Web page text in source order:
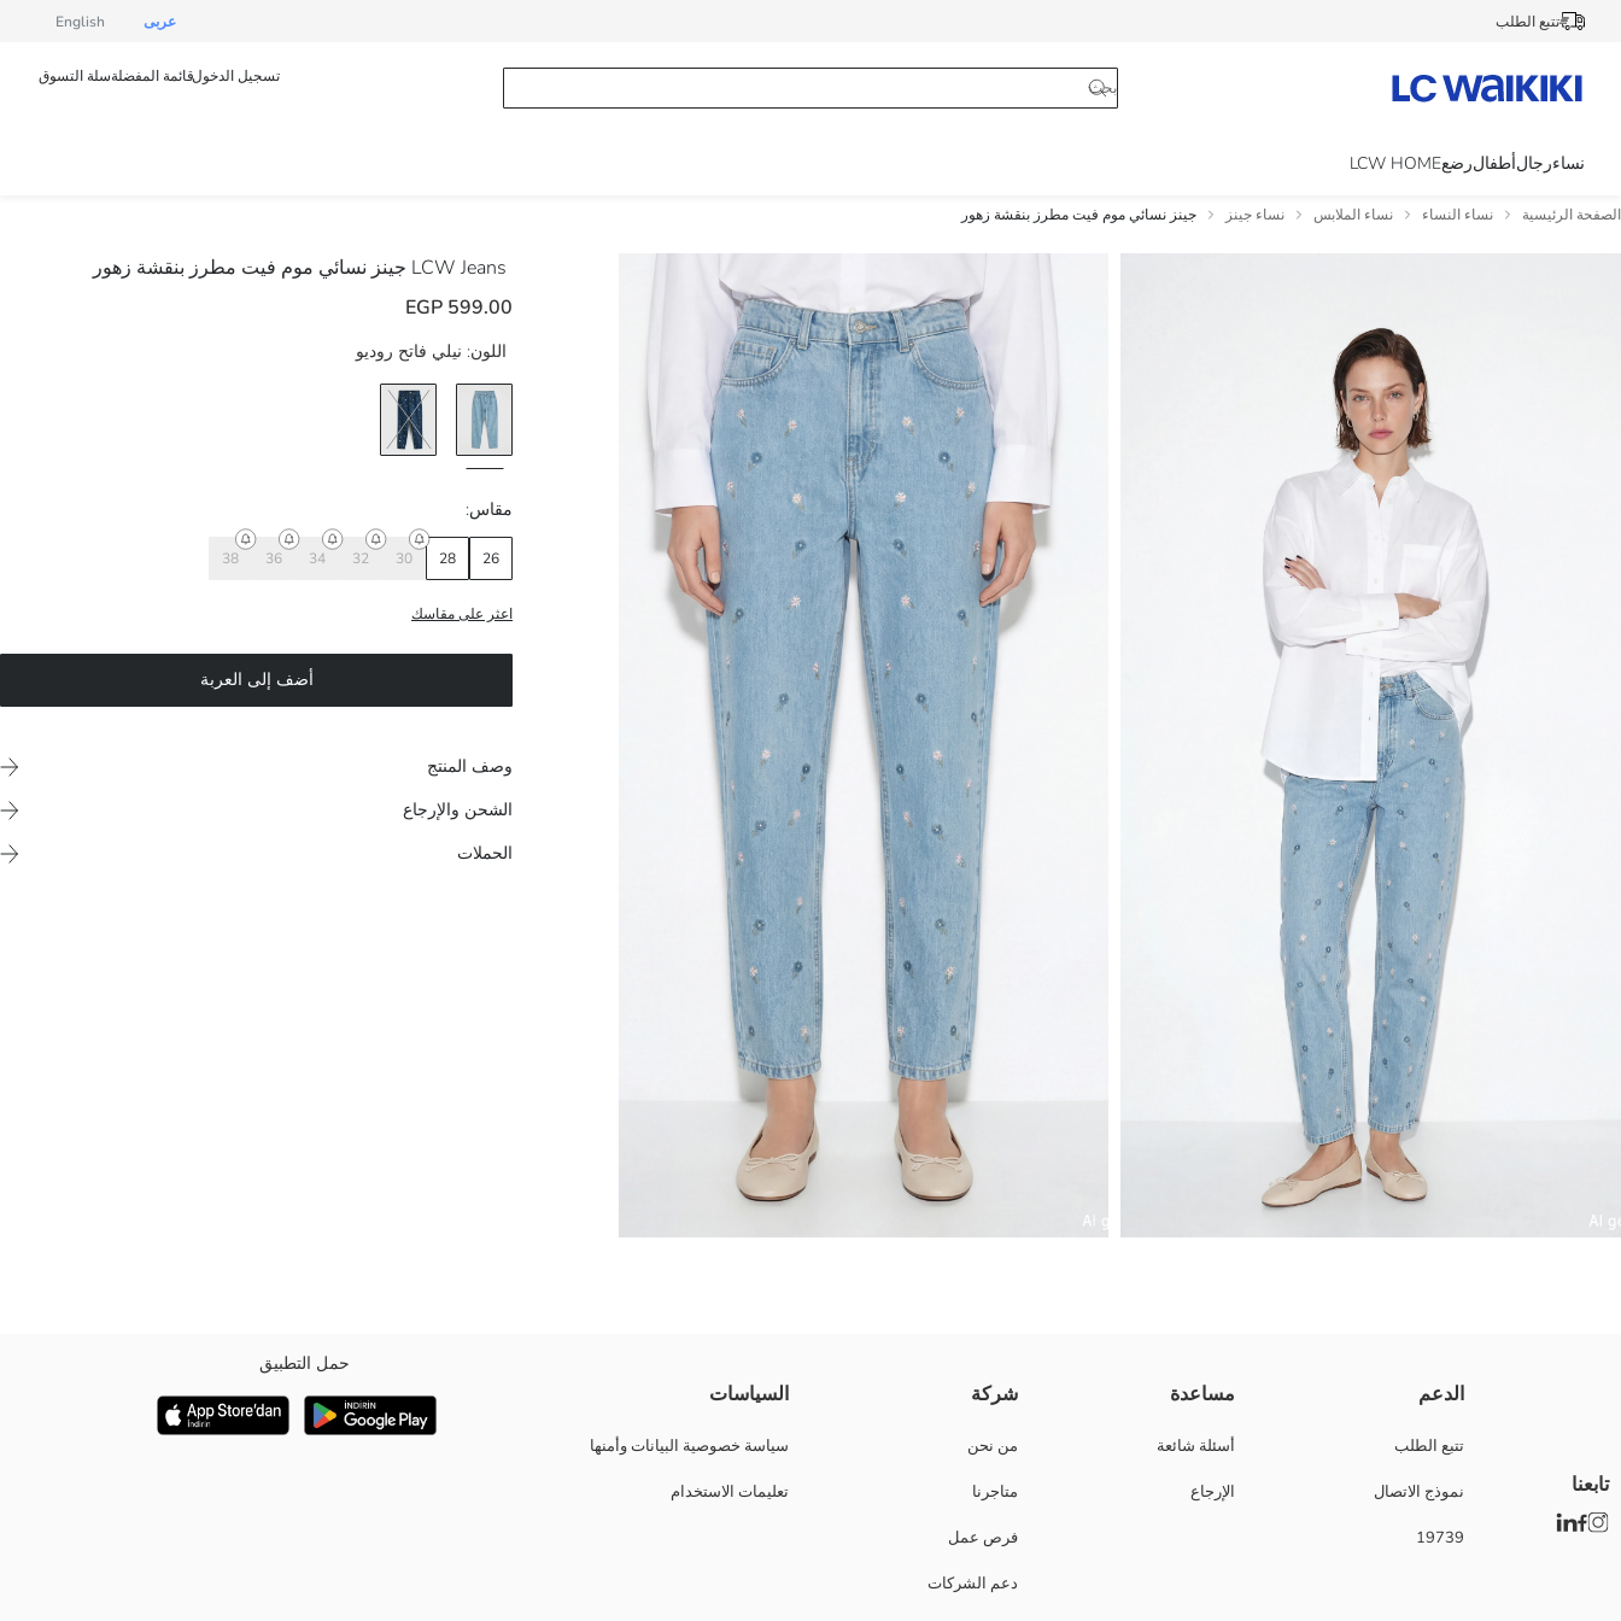
تتبع الطلب عربى English
تسجيل الدخولقائمة المفضلةسلة التسوق
نساءرجالأطفالرضعLCW HOME
الصفحة الرئيسية نساء النساء نساء الملابس نساء جينز جينز نسائي موم فيت مطرز بنقشة زهور
LCW Jeans جينز نسائي موم فيت مطرز بنقشة زهور
599.00 EGP
اللون: نيلي فاتح روديو
مقاس:
26
28
30
32
34
36
38
اعثر على مقاسك
أضف إلى العربة
وصف المنتج
الشحن والإرجاع
الحملات
بلد المنشأ:
نوع الجسد:
الدعم
تتبع الطلب
نموذج الاتصال
19739
مساعدة
أسئلة شائعة
الإرجاع
شركة
من نحن
متاجرنا
فرص عمل
دعم الشركات
السياسات
سياسة خصوصية البيانات وأمنها
تعليمات الاستخدام
حمل التطبيق
تابعنا